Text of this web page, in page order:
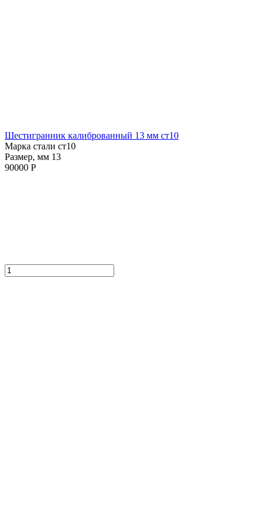
Шестигранник калиброванный 13 мм ст10
Марка стали ст10
Размер, мм 13
90000 Р